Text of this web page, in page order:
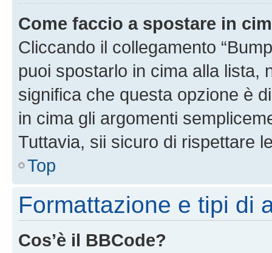
Come faccio a spostare in
Cliccando il collegamento
puoi spostarlo in cima alla lista,
significa che questa opzione è
in cima gli argomenti
Tuttavia, sii sicuro di rispettare
Top
Formattazione e tipi di
Cos’è il BBCode?